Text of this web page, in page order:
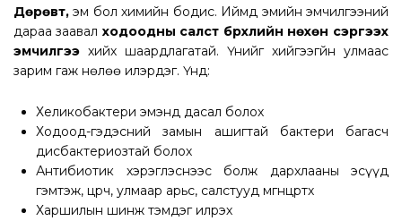
Дөрөвт, эм бол химийн бодис. Иймд эмийн эмчилгээний
дараа заавал ходоодны салст бүрхүүлийн нөхөн сэргээх
эмчилгээ хийх шаардлагатай. Үүнийг хийгээгүйн улмаас
зарим гаж нөлөө илэрдэг. Үүнд:
Хеликобактери эмэнд дасал болох
Ходоод-гэдэсний замын ашигтай бактери багасч
дисбактериозтай болох
Антибиотик хэрэглэснээс болж дархлааны эсүүд
гэмтэж, цөөрч, улмаар арьс, салстууд мөөгөнцөртөх
Харшилын шинж тэмдэг илрэх